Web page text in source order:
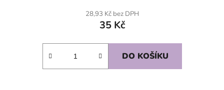
28,93 Kč bez DPH
35 Kč
DO KOŠÍKU